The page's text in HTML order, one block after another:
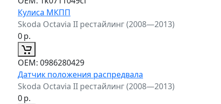
Кулиса МКПП
Skoda Octavia II рестайлинг (2008—2013)
0р.
ОЕМ: 0986280429
Датчик положения распредвала
Skoda Octavia II рестайлинг (2008—2013)
0р.